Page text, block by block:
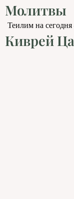
Молитвы
Теилим на
Киврей